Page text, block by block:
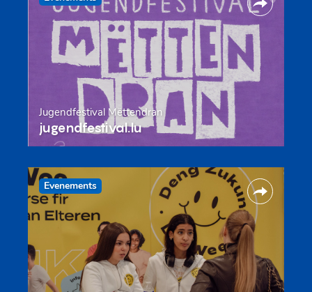
Jugendfestival Mëttendran
jugendfestival.lu
Evenements